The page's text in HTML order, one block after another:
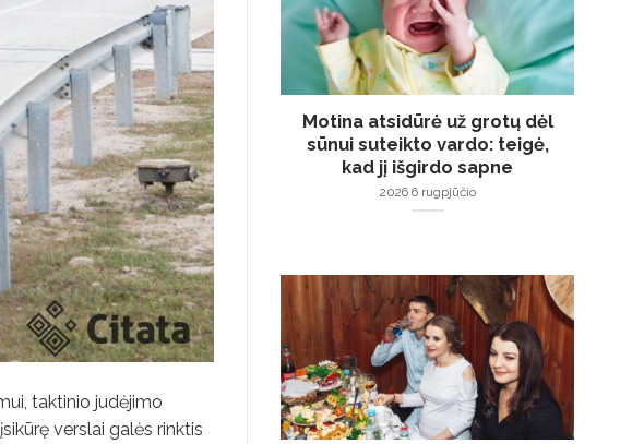
taktinio judėjimo
verslai galės rinktis
Motina atsidūrė už grotų dėl
sūnui suteikto vardo: teigė,
kad jį išgirdo sapne
2026 6 rugpjūčio